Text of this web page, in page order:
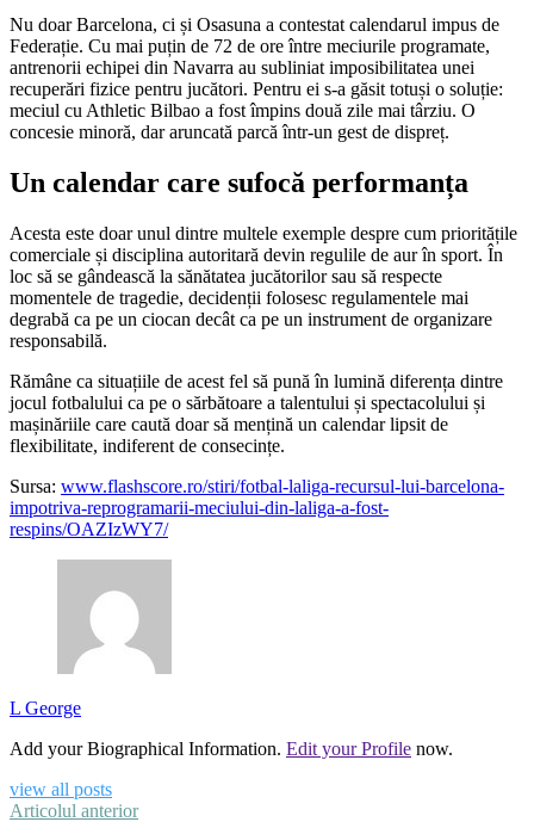
Nu doar Barcelona, ci și Osasuna a contestat calendarul impus de
Federație. Cu mai puțin de 72 de ore între meciurile programate,
antrenorii echipei din Navarra au subliniat imposibilitatea unei
recuperări fizice pentru jucători. Pentru ei s-a găsit totuși o soluție:
meciul cu Athletic Bilbao a fost împins două zile mai târziu. O
concesie minoră, dar aruncată parcă într-un gest de dispreț.
Un calendar care sufocă performanța
Acesta este doar unul dintre multele exemple despre cum prioritățile
comerciale și disciplina autoritară devin regulile de aur în sport. În
loc să se gândească la sănătatea jucătorilor sau să respecte
momentele de tragedie, decidenții folosesc regulamentele mai
degrabă ca pe un ciocan decât ca pe un instrument de organizare
responsabilă.
Rămâne ca situațiile de acest fel să pună în lumină diferența dintre
jocul fotbalului ca pe o sărbătoare a talentului și spectacolului și
mașinăriile care caută doar să mențină un calendar lipsit de
flexibilitate, indiferent de consecințe.
Sursa: www.flashscore.ro/stiri/fotbal-laliga-recursul-lui-barcelona-
impotriva-reprogramarii-meciului-din-laliga-a-fost-
respins/OAZIzWY7/
L George
Add your Biographical Information. Edit your Profile now.
view all posts
Articolul anterior